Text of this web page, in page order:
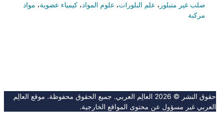
صلب غير متبلور ، علم البلورات، علوم المواد،كيمياء عضوية، مواد
مركبة
حقوق النشر © 2026 العالِم العربي. جميع الحقوق محفوظة. موقع العالِم
العربي غير مسؤول عن محتوى المواقع الخارجية.